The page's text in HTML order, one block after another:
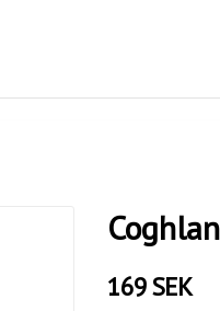
169 SEK